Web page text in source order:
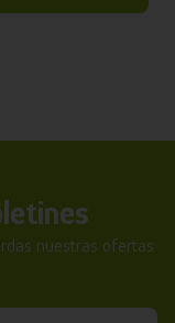
nuestras ofertas